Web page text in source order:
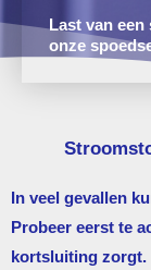
Last van
onze
In veel gevallen
Probeer eerst te
kortsluiting zorgt.